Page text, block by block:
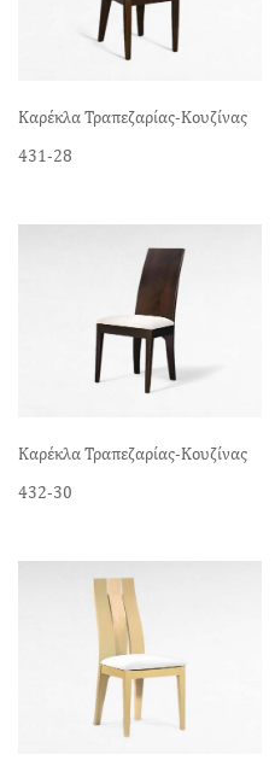
Καρέκλα Τραπεζαρίας-Κουζίνας
431-28
Καρέκλα Τραπεζαρίας-Κουζίνας
432-30